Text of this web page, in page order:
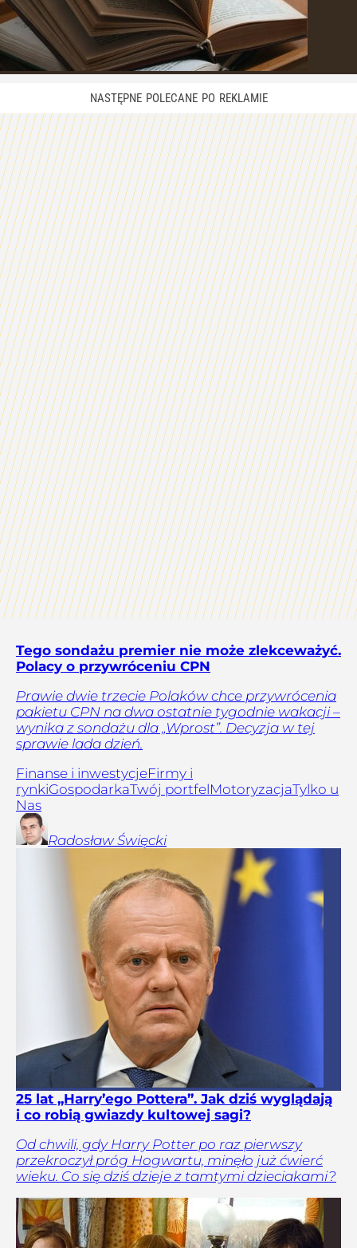
Tego sondażu premier nie może zlekceważyć.
Polacy o przywróceniu CPN
Prawie dwie trzecie Polaków chce przywrócenia
pakietu CPN na dwa ostatnie tygodnie wakacji –
wynika z sondażu dla „Wprost”. Decyzja w tej
sprawie lada dzień.
Finanse i inwestycjeFirmy i
rynkiGospodarkaTwój portfelMotoryzacjaTylko u
Nas
Radosław Święcki
25 lat „Harry’ego Pottera”. Jak dziś wyglądają
i co robią gwiazdy kultowej sagi?
Od chwili, gdy Harry Potter po raz pierwszy
przekroczył próg Hogwartu, minęło już ćwierć
wieku. Co się dziś dzieje z tamtymi dzieciakami?